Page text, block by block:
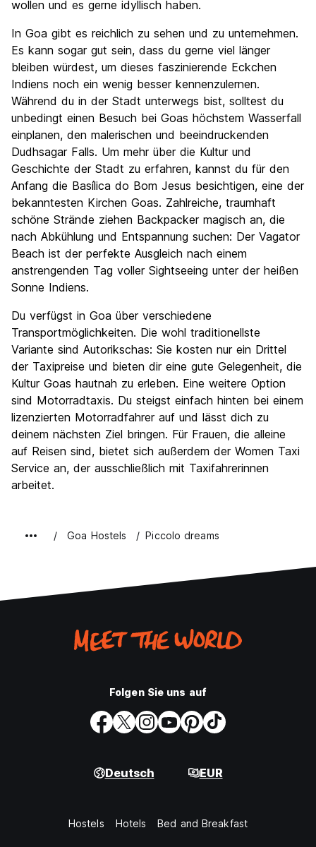
wollen und es gerne idyllisch haben.
In Goa gibt es reichlich zu sehen und zu unternehmen.
Es kann sogar gut sein, dass du gerne viel länger
bleiben würdest, um dieses faszinierende Eckchen
Indiens noch ein wenig besser kennenzulernen.
Während du in der Stadt unterwegs bist, solltest du
unbedingt einen Besuch bei Goas höchstem Wasserfall
einplanen, den malerischen und beeindruckenden
Dudhsagar Falls. Um mehr über die Kultur und
Geschichte der Stadt zu erfahren, kannst du für den
Anfang die Basílica do Bom Jesus besichtigen, eine der
bekanntesten Kirchen Goas. Zahlreiche, traumhaft
schöne Strände ziehen Backpacker magisch an, die
nach Abkühlung und Entspannung suchen: Der Vagator
Beach ist der perfekte Ausgleich nach einem
anstrengenden Tag voller Sightseeing unter der heißen
Sonne Indiens.
Du verfügst in Goa über verschiedene
Transportmöglichkeiten. Die wohl traditionellste
Variante sind Autorikschas: Sie kosten nur ein Drittel
der Taxipreise und bieten dir eine gute Gelegenheit, die
Kultur Goas hautnah zu erleben. Eine weitere Option
sind Motorradtaxis. Du steigst einfach hinten bei einem
lizenzierten Motorradfahrer auf und lässt dich zu
deinem nächsten Ziel bringen. Für Frauen, die alleine
auf Reisen sind, bietet sich außerdem der Women Taxi
Service an, der ausschließlich mit Taxifahrerinnen
arbeitet.
Goa Hostels Piccolo dreams
Folgen Sie uns auf
Deutsch EUR
Hostels Hotels Bed and Breakfast